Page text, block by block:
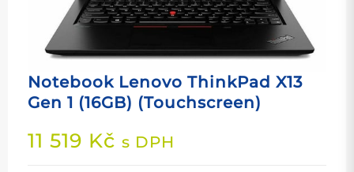
Notebook Lenovo ThinkPad X13
Gen 1 (16GB) (Touchscreen)
11 519 Kč s DPH